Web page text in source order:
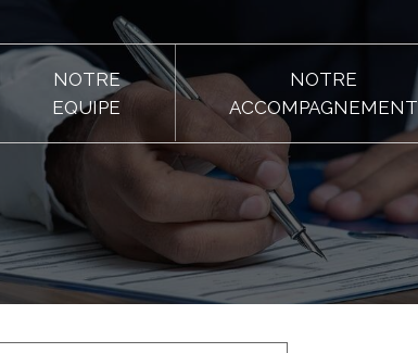
NOTRE
EQUIPE
NOTRE
ACCOMPAGNEMENT